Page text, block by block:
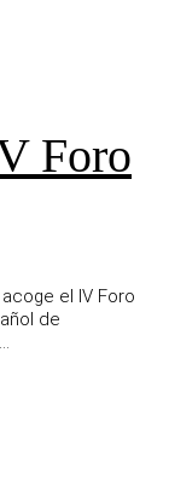
Foro
el IV Foro
de